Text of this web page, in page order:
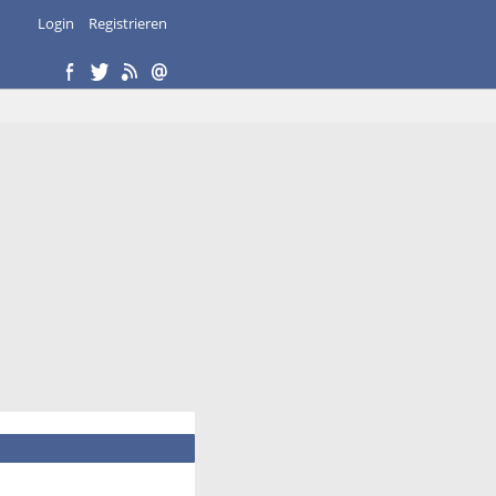
Login Registrieren